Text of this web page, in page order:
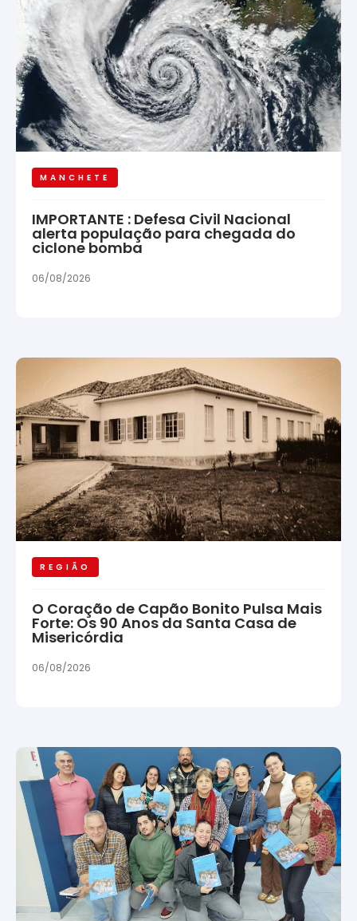
MANCHETE
IMPORTANTE : Defesa Civil Nacional
alerta população para chegada do
ciclone bomba
06/08/2026
REGIÃO
O Coração de Capão Bonito Pulsa Mais
Forte: Os 90 Anos da Santa Casa de
Misericórdia
06/08/2026